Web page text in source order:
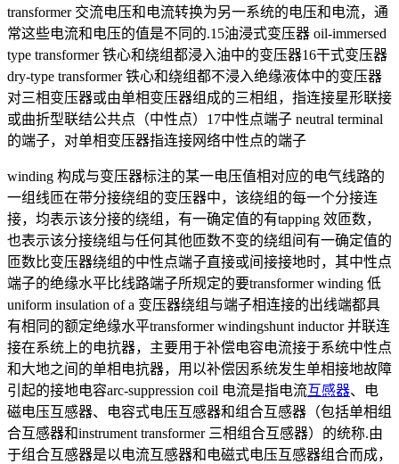
transformer 交流电压和电流转换为另一系统的电压和电流，通
常这些电流和电压的值是不同的.15油浸式变压器 oil-immersed
type transformer 铁心和绕组都浸入油中的变压器16干式变压器
dry-type transformer 铁心和绕组都不浸入绝缘液体中的变压器
对三相变压器或由单相变压器组成的三相组，指连接星形联接
或曲折型联结公共点（中性点）17中性点端子 neutral terminal
的端子，对单相变压器指连接网络中性点的端子
winding 构成与变压器标注的某一电压值相对应的电气线路的
一组线匝在带分接绕组的变压器中，该绕组的每一个分接连
接，均表示该分接的绕组，有一确定值的有tapping 效匝数，
也表示该分接绕组与任何其他匝数不变的绕组间有一确定值的
匝数比变压器绕组的中性点端子直接或间接接地时，其中性点
端子的绝缘水平比线路端子所规定的要transformer winding 低
uniform insulation of a 变压器绕组与端子相连接的出线端都具
有相同的额定绝缘水平transformer windingshunt inductor 并联连
接在系统上的电抗器，主要用于补偿电容电流接于系统中性点
和大地之间的单相电抗器，用以补偿因系统发生单相接地故障
引起的接地电容arc-suppression coil 电流是指电流互感器、电
磁电压互感器、电容式电压互感器和组合互感器（包括单相组
合互感器和instrument transformer 三相组合互感器）的统称.由
于组合互感器是以电流互感器和电磁式电压互感器组合而成，